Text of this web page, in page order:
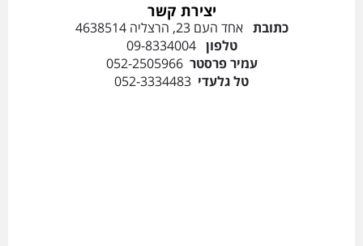
יצירת קשר
כתובת אחד העם 23, הרצליה 4638514
טלפון09-8334004
עמיר פרסטר052-2505966
טל גלעדי 052-3334483